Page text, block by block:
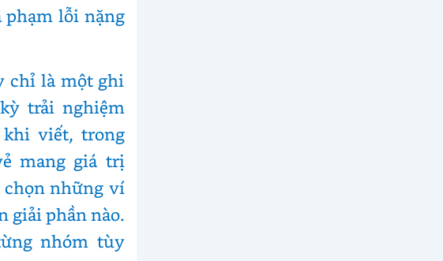
phạm lỗi nặng
chỉ là một ghi
trải nghiệm
viết, trong
mang giá trị
những ví
giải phần nào.
nhóm tùy